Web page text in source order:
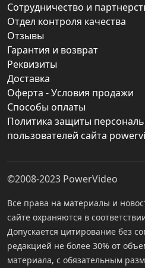
Сотрудничество и
Отдел контроля качества
Отзывы
Гарантия и возврат
Реквизиты
Доставка
Оферта - Условия продажи
Способы оплаты
Политика защиты
пользователей сайта
©2008-2023 PowerVideo
Все права на материалы и
сайте охраняются в
Допускается цитирование без
редакцией не более 30% от
материала, с обязательным